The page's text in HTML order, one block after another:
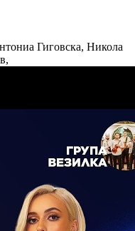
Гиговска, Никола